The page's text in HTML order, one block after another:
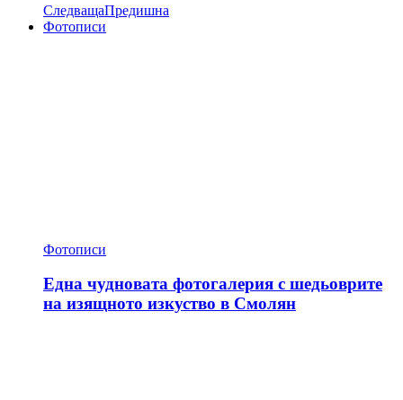
СледващаПредишна
Фотописи
Фотописи
Една чудновата фотогалерия с шедьоврите
на изящното изкуство в Смолян